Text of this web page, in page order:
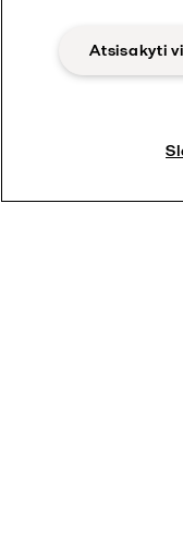
Atsisakyti